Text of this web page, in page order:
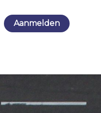
Aanmelden